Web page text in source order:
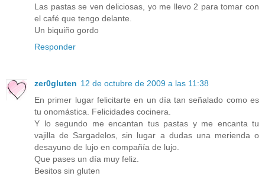
Las pastas se ven deliciosas, yo me llevo 2 para tomar con
el café que tengo delante.
Un biquiño gordo
Responder
zer0gluten 12 de octubre de 2009 a las 11:38
En primer lugar felicitarte en un día tan señalado como es
tu onomástica. Felicidades cocinera.
Y lo segundo me encantan tus pastas y me encanta tu
vajilla de Sargadelos, sin lugar a dudas una merienda o
desayuno de lujo en compañía de lujo.
Que pases un día muy feliz.
Besitos sin gluten